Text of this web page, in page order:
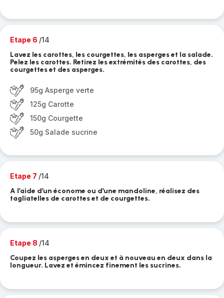
Etape 6 /14
Lavez les carottes, les courgettes, les asperges et la salade.
Pelez les carottes. Retirez les extrémités des carottes, des
courgettes et des asperges.
95g Asperge verte
125g Carotte
150g Courgette
50g Salade sucrine
Etape 7 /14
A l’aide d’un économe ou d’une mandoline, réalisez des
tagliatelles de carottes et de courgettes.
Etape 8 /14
Coupez les asperges en deux et à nouveau en deux dans la
longueur. Lavez et émincez finement les sucrines.